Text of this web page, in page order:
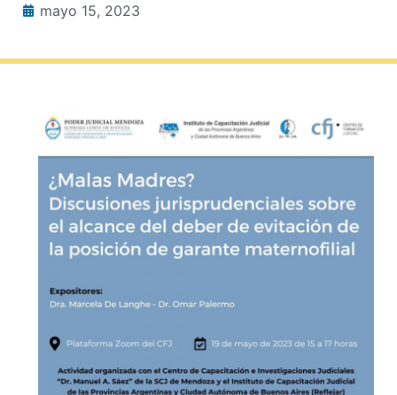
mayo 15, 2023